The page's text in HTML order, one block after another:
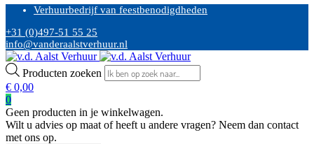
Verhuurbedrijf van feestbenodigdheden
+31 (0)497-51 55 25
info@vanderaalstverhuur.nl
Producten zoeken
€ 0,00
0
Geen producten in je winkelwagen.
Wilt u advies op maat of heeft u andere vragen? Neem dan contact
met ons op.